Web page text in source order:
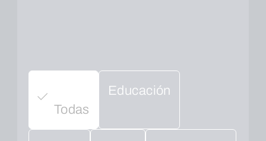
Todas
Educación